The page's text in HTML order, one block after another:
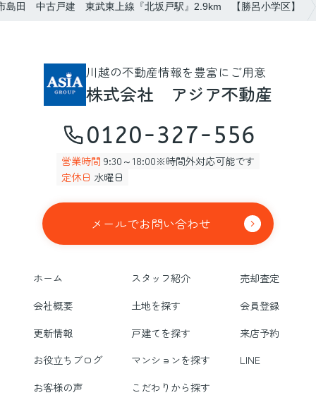
島田 中古戸建 東武東上線『北坂戸駅』2.9km 【勝呂小学区】
川越の不動産情報を豊富にご用意
株式会社 アジア不動産
0120-327-556
営業時間 9:30～18:00※時間外対応可能です
定休日 水曜日
メールでお問い合わせ
ホーム スタッフ紹介
売却査定
会社概要
土地を探す
会員登録
更新情報
戸建てを探す
来店予約
お役立ちブログ
マンションを探す
LINE
お客様の声
こだわりから探す